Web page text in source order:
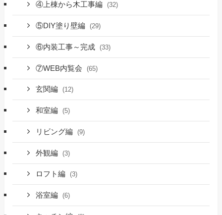
④上棟から木工事編 (32)
⑤DIY塗り壁編 (29)
⑥内装工事～完成 (33)
⑦WEB内覧会 (65)
玄関編 (12)
和室編 (5)
リビング編 (9)
外観編 (3)
ロフト編 (3)
浴室編 (6)